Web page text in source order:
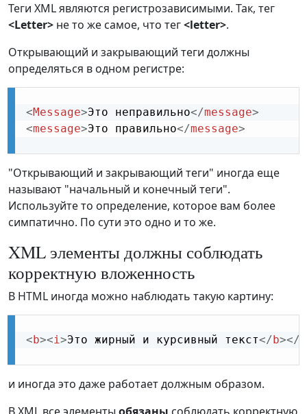
Теги XML являются регистрозависимыми. Так, тег
<Letter> не то же самое, что тег<letter>.
Открывающий и закрывающий теги должны
определяться в одном регистре:
<Message>Это неправильно</message>
<message>Это правильно</message>
"Открывающий и закрывающий теги" иногда еще
называют "начальный и конечный теги".
Используйте то определение, которое вам более
симпатично. По сути это одно и то же.
XML элементы должны соблюдать
корректную вложенность
В HTML иногда можно наблюдать такую картину:
< b><i>Это жирный и курсивный текст</ b></
и иногда это даже работает должным образом.